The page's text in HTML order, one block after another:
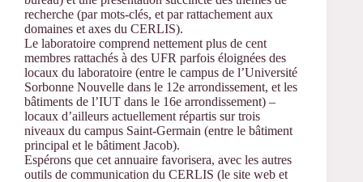
recherche (par mots-clés, et par rattachement aux
domaines et axes du CERLIS).
Le laboratoire comprend nettement plus de cent
membres rattachés à des UFR parfois éloignées des
locaux du laboratoire (entre le campus de l’Université
Sorbonne Nouvelle dans le 12e arrondissement, et les
bâtiments de l’IUT dans le 16e arrondissement) –
locaux d’ailleurs actuellement répartis sur trois
niveaux du campus Saint-Germain (entre le bâtiment
principal et le bâtiment Jacob).
Espérons que cet annuaire favorisera, avec les autres
outils de communication du CERLIS (le site web et